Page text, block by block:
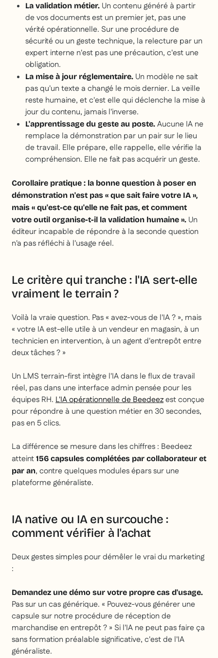
La validation métier. Un contenu généré à partir
de vos documents est un premier jet, pas une
vérité opérationnelle. Sur une procédure de
sécurité ou un geste technique, la relecture par un
expert interne n'est pas une précaution, c'est une
obligation.
La mise à jour réglementaire. Un modèle ne sait
pas qu'un texte a changé le mois dernier. La veille
reste humaine, et c'est elle qui déclenche la mise à
jour du contenu, jamais l'inverse.
L'apprentissage du geste au poste. Aucune IA ne
remplace la démonstration par un pair sur le lieu
de travail. Elle prépare, elle rappelle, elle vérifie la
compréhension. Elle ne fait pas acquérir un geste.
Corollaire pratique : la bonne question à poser en
démonstration n'est pas « que sait faire votre IA »,
mais « qu'est-ce qu'elle ne fait pas, et comment
votre outil organise-t-il la validation humaine ». Un
éditeur incapable de répondre à la seconde question
n'a pas réfléchi à l'usage réel.
Le critère qui tranche : l'IA sert-elle
vraiment le terrain ?
Voilà la vraie question. Pas « avez-vous de l'IA ? », mais
« votre IA est-elle utile à un vendeur en magasin, à un
technicien en intervention, à un agent d'entrepôt entre
deux tâches ? »
Un LMS terrain-first intègre l'IA dans le flux de travail
réel, pas dans une interface admin pensée pour les
équipes RH. L'IA opérationnelle de Beedeezest conçue
pour répondre à une question métier en 30 secondes,
pas en 5 clics.
La différence se mesure dans les chiffres : Beedeez
atteint 156 capsules complétées par collaborateur et
par an, contre quelques modules épars sur une
plateforme généraliste.
IA native ou IA en surcouche :
comment vérifier à l'achat
Deux gestes simples pour démêler le vrai du marketing
:
Demandez une démo sur votre propre cas d'usage.
Pas sur un cas générique. « Pouvez-vous générer une
capsule sur notre procédure de réception de
marchandise en entrepôt ? » Si l'IA ne peut pas faire ça
sans formation préalable significative, c'est de l'IA
généraliste.